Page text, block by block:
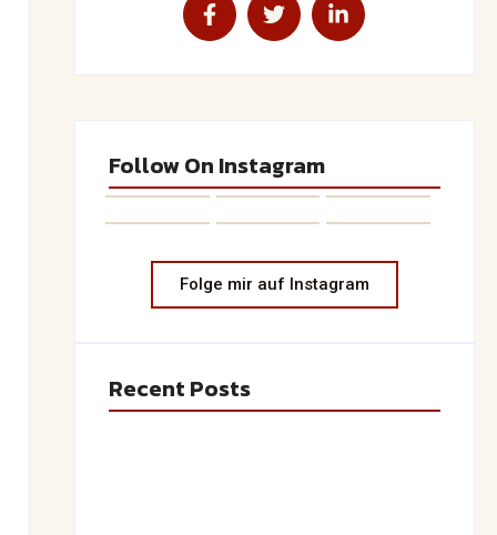
Follow On Instagram
Folge mir auf Instagram
Recent Posts